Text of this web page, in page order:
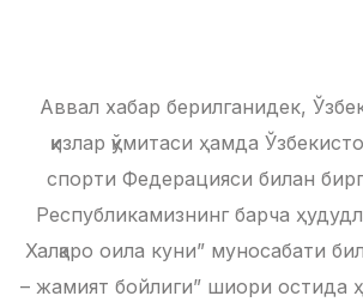
Аввал хабар берилганидек,
қизлар қўмитаси ҳамда
спорти Федерацияси билан
Республикамизнинг барча
Халқаро оила куни” муносабати
– жамият бойлиги” шиори остида